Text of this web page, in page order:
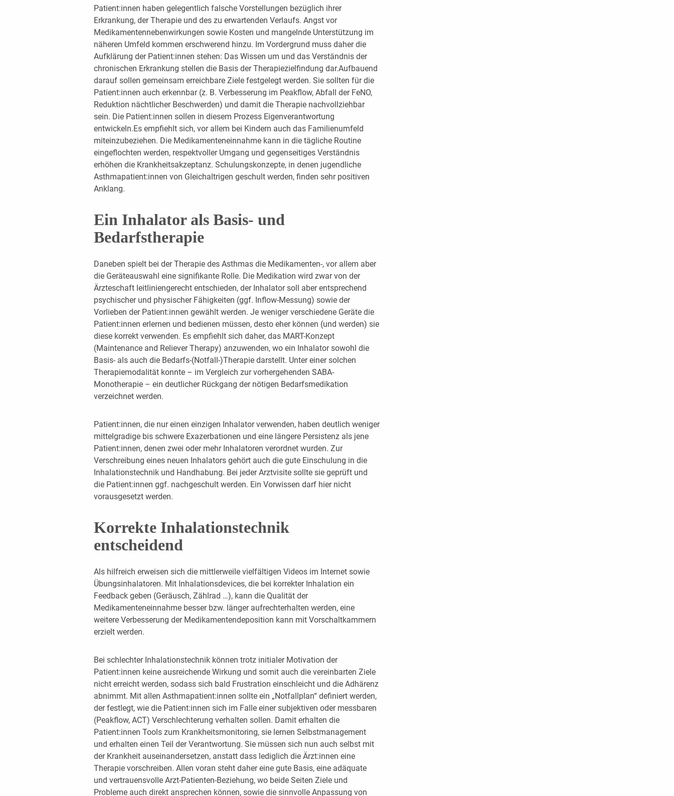
Patient:innen haben gelegentlich falsche Vorstellungen bezüglich ihrer
Erkrankung, der Therapie und des zu erwartenden Verlaufs. Angst vor
Medikamentennebenwirkungen sowie Kosten und mangelnde Unterstützung im
näheren Umfeld kommen erschwerend hinzu. Im Vordergrund muss daher die
Aufklärung der Patient:innen stehen: Das Wissen um und das Verständnis der
chronischen Erkrankung stellen die Basis der Therapiezielfindung dar.Aufbauend
darauf sollen gemeinsam erreichbare Ziele festgelegt werden. Sie sollten für die
Patient:innen auch erkennbar (z. B. Verbesserung im Peakflow, Abfall der FeNO,
Reduktion nächtlicher Beschwerden) und damit die Therapie nachvollziehbar
sein. Die Patient:innen sollen in diesem Prozess Eigenverantwortung
entwickeln.Es empfiehlt sich, vor allem bei Kindern auch das Familienumfeld
miteinzubeziehen. Die Medikamenteneinnahme kann in die tägliche Routine
eingeflochten werden, respektvoller Umgang und gegenseitiges Verständnis
erhöhen die Krankheitsakzeptanz. Schulungskonzepte, in denen jugendliche
Asthmapatient:innen von Gleichaltrigen geschult werden, finden sehr positiven
Anklang.
Ein Inhalator als Basis- und
Bedarfstherapie
Daneben spielt bei der Therapie des Asthmas die Medikamenten-, vor allem aber
die Geräteauswahl eine signifikante Rolle. Die Medikation wird zwar von der
Ärzteschaft leitliniengerecht entschieden, der Inhalator soll aber entsprechend
psychischer und physischer Fähigkeiten (ggf. Inflow-Messung) sowie der
Vorlieben der Patient:innen gewählt werden. Je weniger verschiedene Geräte die
Patient:innen erlernen und bedienen müssen, desto eher können (und werden) sie
diese korrekt verwenden. Es empfiehlt sich daher, das MART-Konzept
(Maintenance and Reliever Therapy) anzuwenden, wo ein Inhalator sowohl die
Basis- als auch die Bedarfs-(Notfall-)Therapie darstellt. Unter einer solchen
Therapiemodalität konnte – im Vergleich zur vorhergehenden SABA-
Monotherapie – ein deutlicher Rückgang der nötigen Bedarfsmedikation
verzeichnet werden.
Patient:innen, die nur einen einzigen Inhalator verwenden, haben deutlich weniger
mittelgradige bis schwere Exazerbationen und eine längere Persistenz als jene
Patient:innen, denen zwei oder mehr Inhalatoren verordnet wurden. Zur
Verschreibung eines neuen Inhalators gehört auch die gute Einschulung in die
Inhalationstechnik und Handhabung. Bei jeder Arztvisite sollte sie geprüft und
die Patient:innen ggf. nachgeschult werden. Ein Vorwissen darf hier nicht
vorausgesetzt werden.
Korrekte Inhalationstechnik
entscheidend
Als hilfreich erweisen sich die mittlerweile vielfältigen Videos im Internet sowie
Übungsinhalatoren. Mit Inhalationsdevices, die bei korrekter Inhalation ein
Feedback geben (Geräusch, Zählrad …), kann die Qualität der
Medikamenteneinnahme besser bzw. länger aufrechterhalten werden, eine
weitere Verbesserung der Medikamentendeposition kann mit Vorschaltkammern
erzielt werden.
Bei schlechter Inhalationstechnik können trotz initialer Motivation der
Patient:innen keine ausreichende Wirkung und somit auch die vereinbarten Ziele
nicht erreicht werden, sodass sich bald Frustration einschleicht und die Adhärenz
abnimmt. Mit allen Asthmapatient:innen sollte ein „Notfallplan“ definiert werden,
der festlegt, wie die Patient:innen sich im Falle einer subjektiven oder messbaren
(Peakflow, ACT) Verschlechterung verhalten sollen. Damit erhalten die
Patient:innen Tools zum Krankheitsmonitoring, sie lernen Selbstmanagement
und erhalten einen Teil der Verantwortung. Sie müssen sich nun auch selbst mit
der Krankheit auseinandersetzen, anstatt dass lediglich die Ärzt:innen eine
Therapie vorschreiben. Allen voran steht daher eine gute Basis, eine adäquate
und vertrauensvolle Arzt-Patienten-Beziehung, wo beide Seiten Ziele und
Probleme auch direkt ansprechen können, sowie die sinnvolle Anpassung von